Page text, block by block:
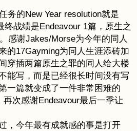
务的New Year resolution就是
终战绩是Endeavour 1篇，原生之
感谢Jakes/Morse为今年的同人
的17Gayming为同人生涯添砖加
穿插两篇原生之罪的同人给大楼
能写，而是已经很长时间没有写
一篇就变成了一件非常困难的
次感谢Endeavour最后一季让
，今年最有成就感的事是打开